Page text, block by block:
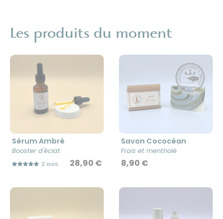
3
Les produits du moment
Sérum Ambré
Booster d'éclat
2 avis 28,90 €
Savon Cococéan
Frais et mentholé
8,90 €